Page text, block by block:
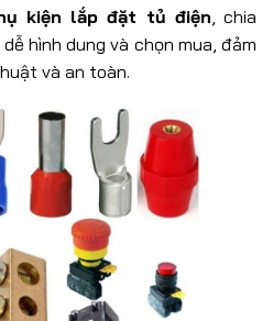
kiện lắp đặt tủ điện , chia
hình dung và chọn mua, đảm
và an toàn.